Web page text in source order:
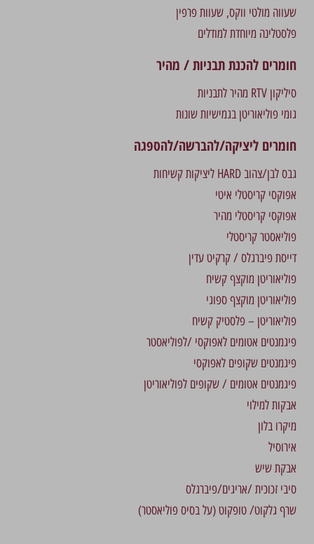
שעווה מולטי ווקס, שעוות פרפין
פלסטלינה מיוחדת למודלים
חומרים להכנת תבניות / מהיר
סיליקון RTV מהיר לתבניות
גומי פוליאוריטן בגמישיות שונות
חומרים ליציקה/להברשה/להספגה
גבס לבן/צהוב HARD ליציקות קשיחות
אפוקסי קריסטלי איטי
אפוקסי קריסטלי מהיר
פוליאסטר קריסטלי
דייסת פיברגלס / קרקיט עדין
פוליאוריטן מוקצף קשיח
פוליאוריטן מוקצף ספוגי
פוליאוריטן – פלסטיק קשיח
פיגמנטים אטומים לאפוקסי /לפוליאסטר
פיגמנטים שקופים לאפוקסי
פיגמנטים אטומים / שקופים לפוליאוריטן
אבקות למילוי
מיקרו בלון
אירוסיל
אבקת שיש
סיבי זכוכית /אריגים/פיברגלס
שרף גלקוט/ טופקוט (על בסיס פוליאסטר)